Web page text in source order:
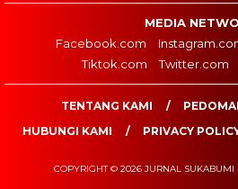
MEDIA
Facebook.com
Tiktok.com
Twitter.com
TENTANG KAMI
HUBUNGI KAMI
PRIVACY
COPYRIGHT © 2026 JURNAL SUKABUMI